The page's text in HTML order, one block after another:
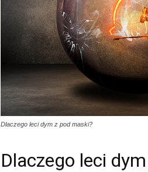
Dlaczego leci dym z pod maski?
Dlaczego leci